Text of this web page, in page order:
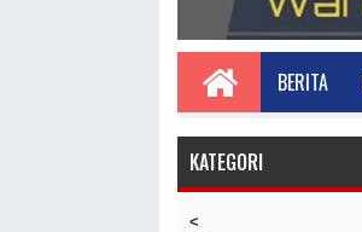
BERITA
KATEGORI
<